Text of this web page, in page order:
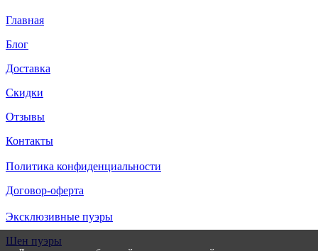
Главная
Блог
Доставка
Скидки
Отзывы
Контакты
Политика конфиденциальности
Договор-оферта
Эксклюзивные пуэры
Шен пуэры